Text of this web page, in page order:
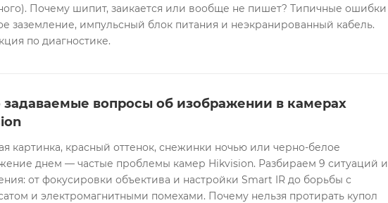
Почему шипит, заикается или вообще не пишет? Типичные ошибки
заземление, импульсный блок питания и неэкранированный кабель.
по диагностике.
задаваемые вопросы об изображении в камерах
картинка, красный оттенок, снежинки ночью или черно-белое
днем — частые проблемы камер Hikvision. Разбираем 9 ситуаций и
от фокусировки объектива и настройки Smart IR до борьбы с
и электромагнитными помехами. Почему нельзя протирать купол